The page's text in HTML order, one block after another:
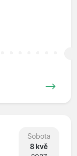
Sobota
8 kvě